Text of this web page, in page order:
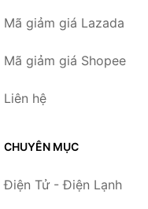
Mã giảm giá Lazada
Mã giảm giá Shopee
Liên hệ
CHUYÊN MỤC
Điện Tử - Điện Lạnh